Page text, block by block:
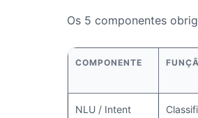
Os 5 componentes
COMPONENTE
NLU / Intent